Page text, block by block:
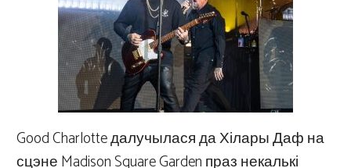
Good Charlotte далучылася да Хілары Даф на
сцэне Madison Square Garden праз некалькі